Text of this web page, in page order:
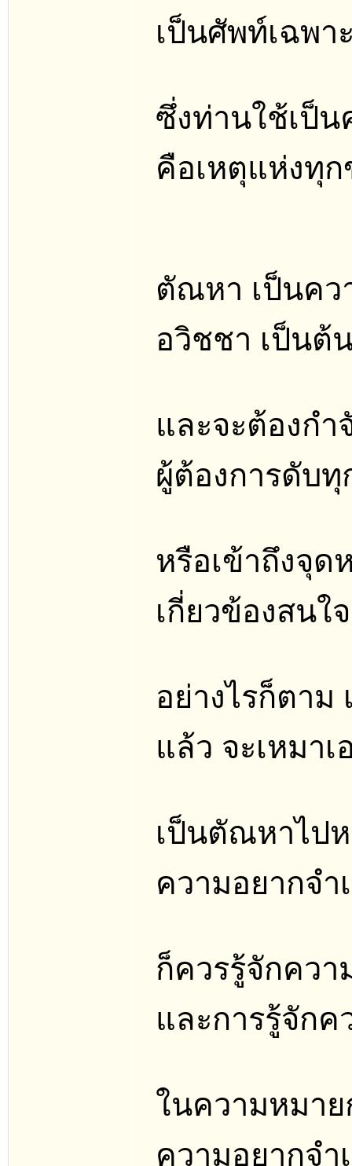
เป็นศัพท์เฉพา
ซึ่งท่านใช้เป็
คือเหตุแห่งทุ
ตัณหา เป็นคว
อวิชชา เป็นต้
และจะต้องกำ
ผู้ต้องการดับ
หรือเข้าถึงจุด
เกี่ยวข้องสนใจ
อย่างไรก็ตา
แล้ว จะเหมา
เป็นตัณหาไป
ความอยากจำ
ก็ควรรู้จักควา
และการรู้จักค
ในความหมาย
ความอยากจำ